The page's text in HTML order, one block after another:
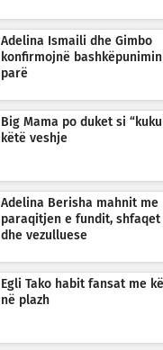
Adelina Ismaili dhe Gimbo
konfirmojnë
parë
Big Mama po duket si
këtë veshje
Adelina Berisha mahnit me
paraqitjen e fundit,
dhe vezulluese
Egli Tako habit fansat me
në plazh